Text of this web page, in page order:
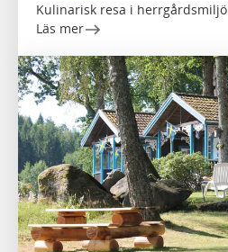
Kulinarisk resa i herrgårdsmiljö
Läs mer